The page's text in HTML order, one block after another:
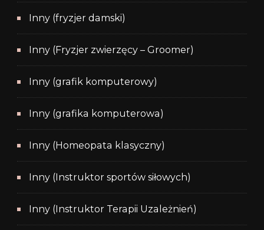
Inny (fryzjer damski)
Inny (Fryzjer zwierzęcy – Groomer)
Inny (grafik komputerowy)
Inny (grafika komputerowa)
Inny (Homeopata klasyczny)
Inny (Instruktor sportów siłowych)
Inny (Instruktor Terapii Uzależnień)